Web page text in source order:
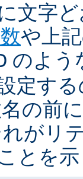
文字
や上
のよう
定す
の前
がリ
とを